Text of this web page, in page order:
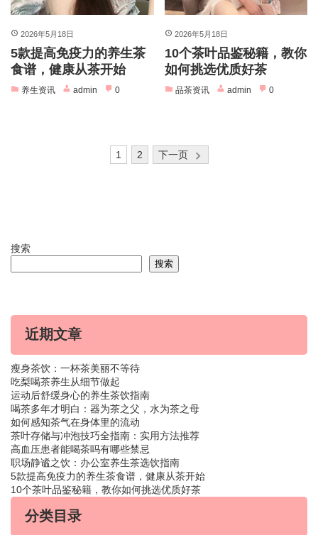
2026年5月18日
5款提高免疫力的养生茶
食谱，健康从茶开始
养生资讯 admin 0
2026年5月18日
10个茶叶品鉴秘籍，教你
如何挑选优质好茶
品茶资讯 admin 0
1 2 下一页
搜索
搜索
近期文章
瘦身茶饮：一杯茶美丽不等待
吃梨喝茶养生从细节做起
运动后舒缓身心的养生茶饮指南
喝茶多年才明白：器为茶之父，水为茶之母
如何感知茶气在身体里的流动
茶叶存储与冲泡技巧全指南：实用方法推荐
高血压患者能喝茶吗有哪些禁忌
职场静谧之饮：办公室养生茶选饮指南
5款提高免疫力的养生茶食谱，健康从茶开始
10个茶叶品鉴秘籍，教你如何挑选优质好茶
分类目录